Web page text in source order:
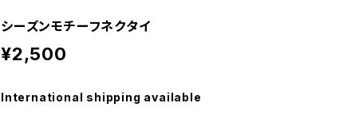
シーズンモチーフネクタイ
¥2,500
International shipping available